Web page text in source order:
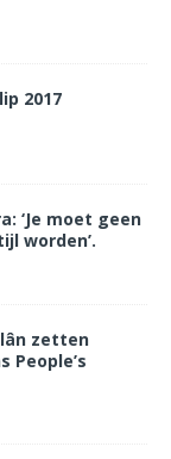
2017
‘Je moet geen
worden’.
zetten
People’s